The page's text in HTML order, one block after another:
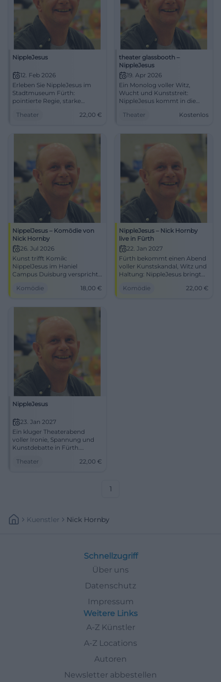
NippleJesus
12. Feb 2026
Erleben Sie NippleJesus im
Stadtmuseum Fürth:
pointierte Regie, starke
Kunstdebatte. 12.02.2026,
Bühnenerlebnis – jetzt Plätze
Theater 22,00 €
theater glassbooth –
NippleJesus
19. Apr 2026
Ein Monolog voller Witz,
Wucht und Kunststreit:
NippleJesus kommt in die
19.04.2026, 18 Uhr, Eintritt frei.
Theater Kostenlos
NippelJesus – Komödie von
Nick Hornby
26. Jul 2026
Kunst trifft Komik:
NippelJesus im Haniel
Campus Duisburg verspricht
Präsenz und einen Abend
VVK 18 €. #Comedy
Komödie 18,00 €
NippleJesus – Nick Hornby
live in Fürth
22. Jan 2027
Fürth bekommt einen Abend
voller Kunstskandal, Witz und
Haltung: NippleJesus bringt
Bühne. 22.01.2027, 19:30 Uhr,
Komödie 22,00 €
NippleJesus
23. Jan 2027
Ein kluger Theaterabend
voller Ironie, Spannung und
Kunstdebatte in Fürth.
22 Euro. Jetzt entdecken!
Theater 22,00 €
1
Kuenstler Nick Hornby
Schnellzugriff
Über uns
Datenschutz
Impressum
Weitere Links
A-Z Künstler
A-Z Locations
Autoren
Newsletter abbestellen